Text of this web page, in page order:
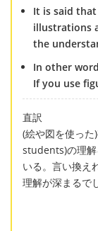
It is said
illustrations
the
In other
If you use
直訳
(絵や図を使った
students)の理解
いる。言い換え
理解が深まるで